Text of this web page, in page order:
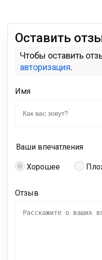
Оставить
Чтобы оставить
авторизация.
Имя
Ваши впечатления
Хорошее
Отзыв